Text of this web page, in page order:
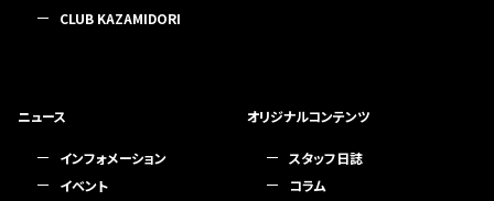
CLUB KAZAMIDORI
ニュース
インフォメーション
イベント
オリジナルコンテンツ
スタッフ日誌
コラム